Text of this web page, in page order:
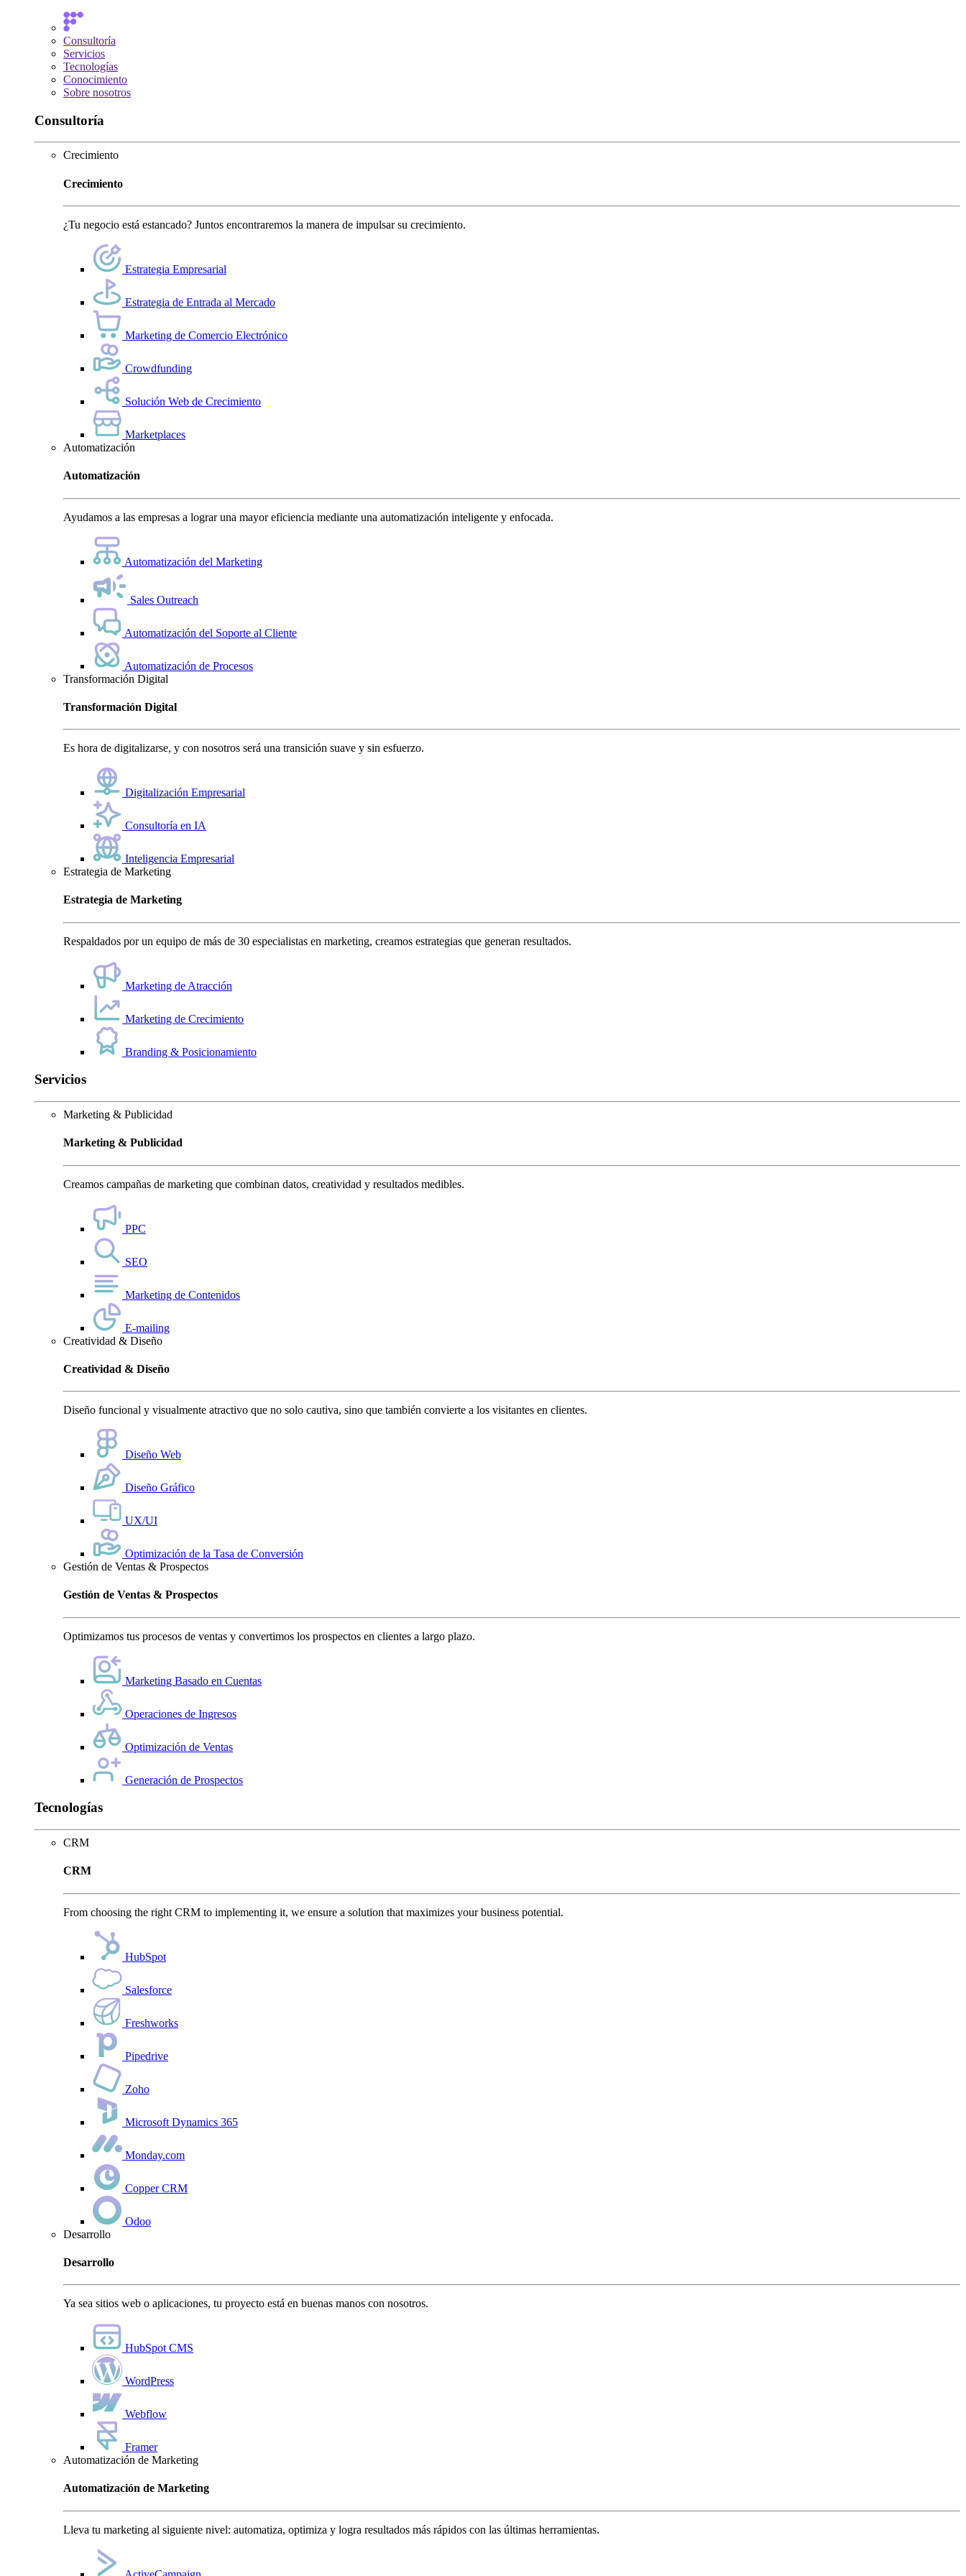
Consultoría
Servicios
Tecnologías
Conocimiento
Sobre nosotros
Consultoría
Crecimiento
Crecimiento
¿Tu negocio está estancado? Juntos encontraremos la manera de impulsar su crecimiento.
Estrategia Empresarial
Estrategia de Entrada al Mercado
Marketing de Comercio Electrónico
Crowdfunding
Solución Web de Crecimiento
Marketplaces
Automatización
Automatización
Ayudamos a las empresas a lograr una mayor eficiencia mediante una automatización inteligente y enfocada.
Automatización del Marketing
Sales Outreach
Automatización del Soporte al Cliente
Automatización de Procesos
Transformación Digital
Transformación Digital
Es hora de digitalizarse, y con nosotros será una transición suave y sin esfuerzo.
Digitalización Empresarial
Consultoría en IA
Inteligencia Empresarial
Estrategia de Marketing
Estrategia de Marketing
Respaldados por un equipo de más de 30 especialistas en marketing, creamos estrategias que generan resultados.
Marketing de Atracción
Marketing de Crecimiento
Branding & Posicionamiento
Servicios
Marketing & Publicidad
Marketing & Publicidad
Creamos campañas de marketing que combinan datos, creatividad y resultados medibles.
PPC
SEO
Marketing de Contenidos
E-mailing
Creatividad & Diseño
Creatividad & Diseño
Diseño funcional y visualmente atractivo que no solo cautiva, sino que también convierte a los visitantes en clientes.
Diseño Web
Diseño Gráfico
UX/UI
Optimización de la Tasa de Conversión
Gestión de Ventas & Prospectos
Gestión de Ventas & Prospectos
Optimizamos tus procesos de ventas y convertimos los prospectos en clientes a largo plazo.
Marketing Basado en Cuentas
Operaciones de Ingresos
Optimización de Ventas
Generación de Prospectos
Tecnologías
CRM
CRM
From choosing the right CRM to implementing it, we ensure a solution that maximizes your business potential.
HubSpot
Salesforce
Freshworks
Pipedrive
Zoho
Microsoft Dynamics 365
Monday.com
Copper CRM
Odoo
Desarrollo
Desarrollo
Ya sea sitios web o aplicaciones, tu proyecto está en buenas manos con nosotros.
HubSpot CMS
WordPress
Webflow
Framer
Automatización de Marketing
Automatización de Marketing
Lleva tu marketing al siguiente nivel: automatiza, optimiza y logra resultados más rápidos con las últimas herramientas.